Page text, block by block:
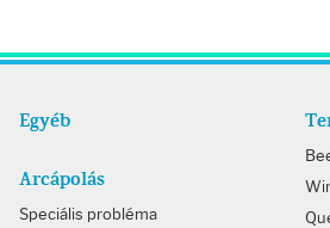
Egyéb
Arcápolás
Speciális probléma